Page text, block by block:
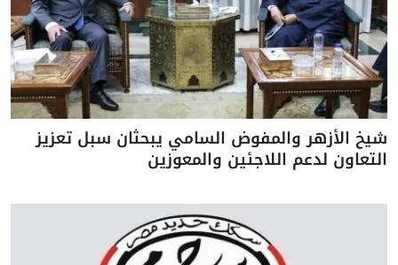
شيخ الأزهر والمفوض السامي يبحثان سبل تعزيز
التعاون لدعم اللاجئين والمعوزين